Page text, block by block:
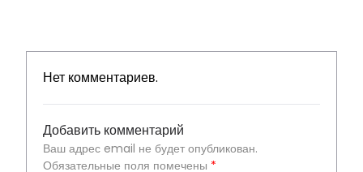
Нет комментариев.
Добавить комментарий
Ваш адрес email не будет опубликован.
Обязательные поля помечены *